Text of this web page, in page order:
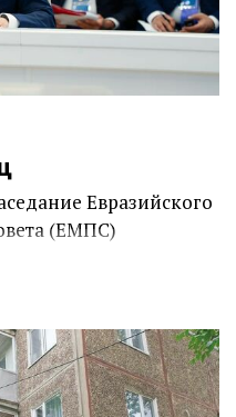
Евразийского
(ЕМПС)